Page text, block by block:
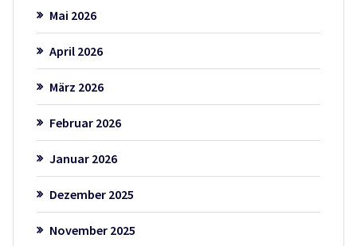
Mai 2026
April 2026
März 2026
Februar 2026
Januar 2026
Dezember 2025
November 2025